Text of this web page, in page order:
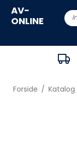
AV-
ONLINE
Forside / Katalog